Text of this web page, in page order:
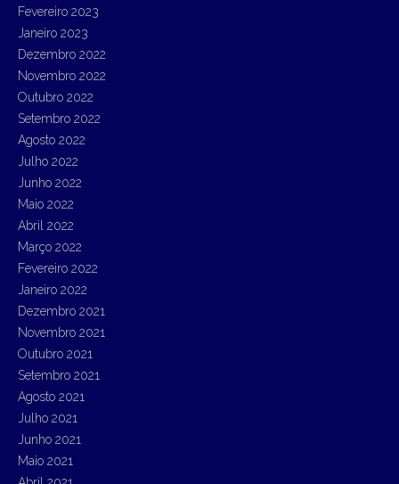
Fevereiro 2023
Janeiro 2023
Dezembro 2022
Novembro 2022
Outubro 2022
Setembro 2022
Agosto 2022
Julho 2022
Junho 2022
Maio 2022
Abril 2022
Março 2022
Fevereiro 2022
Janeiro 2022
Dezembro 2021
Novembro 2021
Outubro 2021
Setembro 2021
Agosto 2021
Julho 2021
Junho 2021
Maio 2021